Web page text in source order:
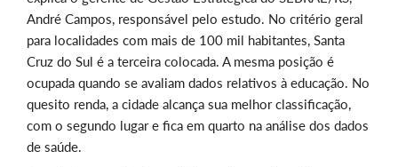
André Campos, responsável pelo estudo. No critério geral
para localidades com mais de 100 mil habitantes, Santa
Cruz do Sul é a terceira colocada. A mesma posição é
ocupada quando se avaliam dados relativos à educação. No
quesito renda, a cidade alcança sua melhor classificação,
com o segundo lugar e fica em quarto na análise dos dados
de saúde.